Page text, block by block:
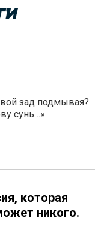
зад подмывая?
сунь…»
которая
никого.